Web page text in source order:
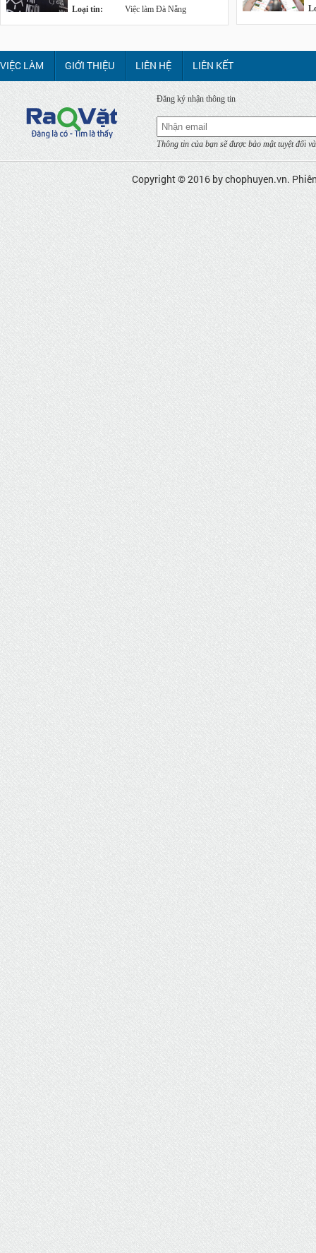
Loại tin:
Việc làm Đà Nẵng
VIỆC LÀM GIỚI THIỆU LIÊN HỆ LIÊN KẾT
Đăng ký nhận thông tin
Thông tin của bạn sẽ được bảo mật tuyệt đối
Copyright © 2016 bychophuyen.vn.